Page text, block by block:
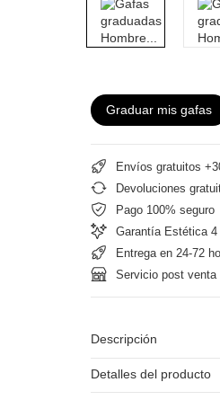
Graduar mis gafas
Envíos gratuitos
Devoluciones
Pago 100% seguro
Garantía Estética 4
Entrega en 24-72
Servicio post venta
Descripción
Detalles del producto